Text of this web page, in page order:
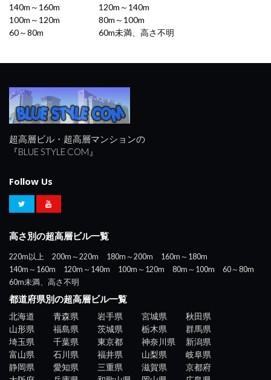
140m～160m
120m～140m
100m～120m
80m～100m
60～80m
60m未満、高さ不明
超高層ビル・超高層マンションの
『BLUE STYLE COM』
Follow Us
高さ別の超高層ビル一覧
220m以上 200m～220m 180m～200m
160m～180m
140m～160m
120m～140m 100m～120m 80m～100m
60～80m
60m未満、高さ不明
都道府県別の超高層ビル一覧
北海道 青森県 岩手県 宮城県
秋田県
山形県
福島県 茨城県 栃木県
群馬県
埼玉県
千葉県 東京都 神奈川県
新潟県
富山県
石川県 福井県 山梨県
岐阜県
静岡県
愛知県 三重県 滋賀県
京都府